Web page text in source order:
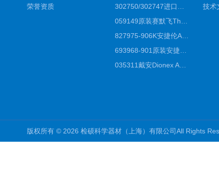
荣誉资质
827975-906K安捷伦Agilent原装ZORBAX液相色谱柱*
035311戴安Dionex AS4分析柱阴离子交换色谱柱厂家
技术
版权所有 © 2026 检硕科学器材（上海）有限公司All Rights